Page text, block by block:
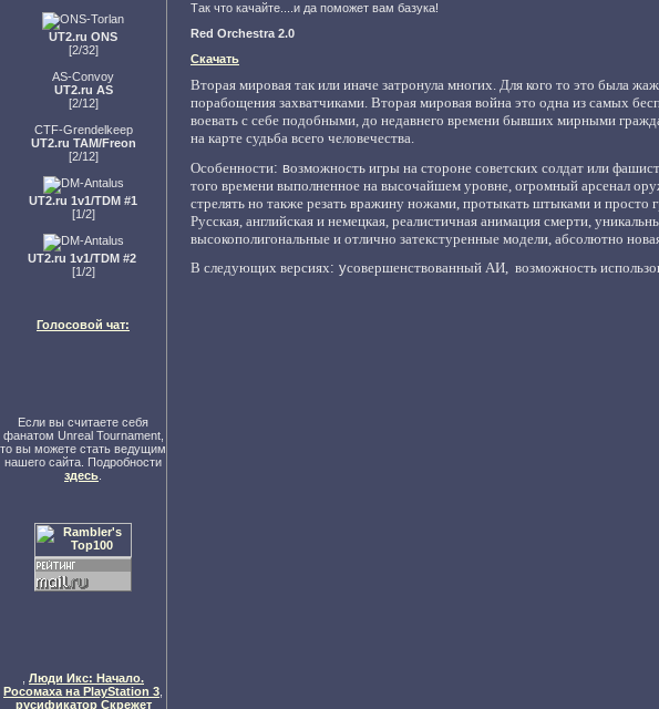
UT2.ru ONS
[2/32]
AS-Convoy
UT2.ru AS
[2/12]
CTF-Grendelkeep
UT2.ru TAM/Freon
[2/12]
UT2.ru 1v1/TDM #1
[1/2]
UT2.ru 1v1/TDM #2
[1/2]
Голосовой чат:
Если вы считаете себя
фанатом Unreal Tournament,
то вы можете стать ведущим
нашего сайта. Подробности
здесь
Люди Икс: Начало.
Росомаха на PlayStation 3
русификатор Скрежет
Так что качайте....и да поможет вам базука!
Red Orchestra 2.0
Скачать
Вторая мировая так или иначе затронула многих. Для кого то это была
порабощения захватчиками. Вторая мировая война это одна из самых
воевать с себе подобными, до недавнего времени бывших мирными
на карте судьба всего человечества.
Особенности: возможность игры на стороне советских солдат или
того времени выполненное на высочайшем уровне, огромный арсенал
стрелять но также резать вражину ножами, протыкать штыками и просто
Русская, английская и немецкая, реалистичная анимация смерти, у
высокополигональные и отлично затекстуренные модели, абсолютно
В следующих версиях: усовершенствованный АИ, возможность